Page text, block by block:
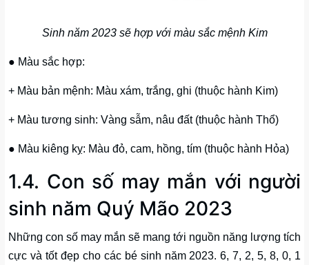
Sinh năm 2023 sẽ hợp với màu sắc mệnh Kim
● Màu sắc hợp:
+ Màu bản mệnh: Màu xám, trắng, ghi (thuộc hành Kim)
+ Màu tương sinh: Vàng sẫm, nâu đất (thuộc hành Thổ)
● Màu kiêng kỵ: Màu đỏ, cam, hồng, tím (thuộc hành Hỏa)
1.4. Con số may mắn với người
sinh năm Quý Mão 2023
Những con số may mắn sẽ mang tới nguồn năng lượng tích
cực và tốt đẹp cho các bé sinh năm 2023. 6, 7, 2, 5, 8, 0, 1